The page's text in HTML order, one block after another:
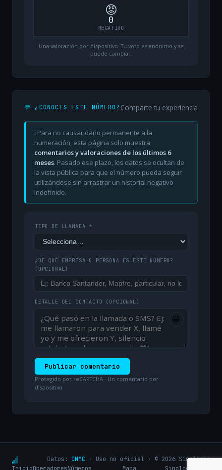
😡
0
NEGATIVO
Una valoración por dispositivo. Tu voto es anónimo y se
puede cambiar.
💬 ¿CONOCES ESTE NÚMERO? Comparte tu experiencia
ℹ️ Para no causar daño permanente a la
numeración, esta página solo muestra
comentarios y valoraciones de los últimos 6
meses. Pasado ese plazo, los datos se ocultan de
la vista pública para que el número pueda seguir
utilizándose sin arrastrar un historial negativo
indefinido.
TIPO DE LLAMADA *
¿DE QUÉ EMPRESA O PERSONA ES ESTE NÚMERO?
(OPCIONAL)
DETALLE DEL CONTACTO (OPCIONAL)
😀
Publicar comentario
Protegido por reCAPTCHA · Un comentario por
dispositivo
Datos: CNMC · Uso no oficial · © 2026 Sinologic